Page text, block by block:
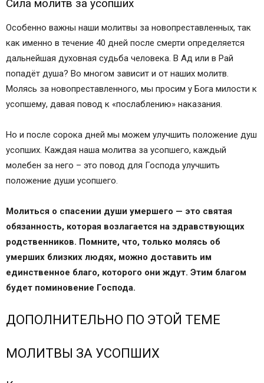
Сила молитв за усопших
Особенно важны наши молитвы за новопреставленных, так
как именно в течение 40 дней после смерти определяется
дальнейшая духовная судьба человека. В Ад или в Рай
попадёт душа? Во многом зависит и от наших молитв.
Молясь за новопреставленного, мы просим у Бога милости к
усопшему, давая повод к «послаблению» наказания.
Но и после сорока дней мы можем улучшить положение душ
усопших. Каждая наша молитва за усопшего, каждый
молебен за него – это повод для Господа улучшить
положение души усопшего.
Молиться о спасении души умершего — это святая
обязанность, которая возлагается на здравствующих
родственников. Помните, что, только молясь об
умерших близких людях, можно доставить им
единственное благо, которого они ждут. Этим благом
будет поминовение Господа.
ДОПОЛНИТЕЛЬНО ПО ЭТОЙ ТЕМЕ
МОЛИТВЫ ЗА УСОПШИХ